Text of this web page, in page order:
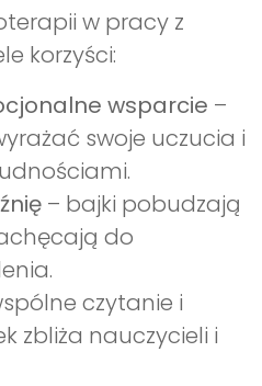
w pracy z
korzyści:
wsparcie –
swoje uczucia i
– bajki pobudzają
do
czytanie i
zbliża nauczycieli i